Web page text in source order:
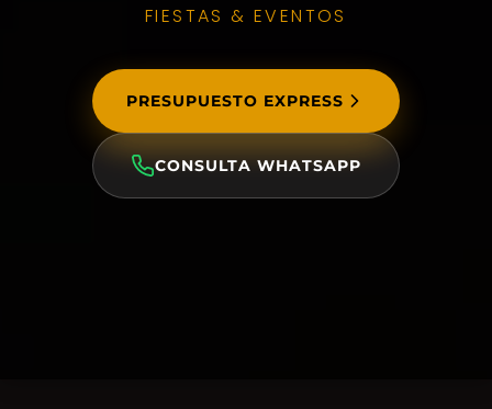
FIESTAS & EVENTOS
PRESUPUESTO EXPRESS
CONSULTA WHATSAPP